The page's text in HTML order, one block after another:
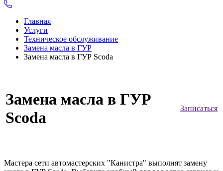
Главная
Услуги
Техническое обслуживание
Замена масла в ГУР
Замена масла в ГУР Scoda
Замена масла в ГУР
Scoda
Записаться
Мастера сети автомастерских "Канистра" выполнят замену